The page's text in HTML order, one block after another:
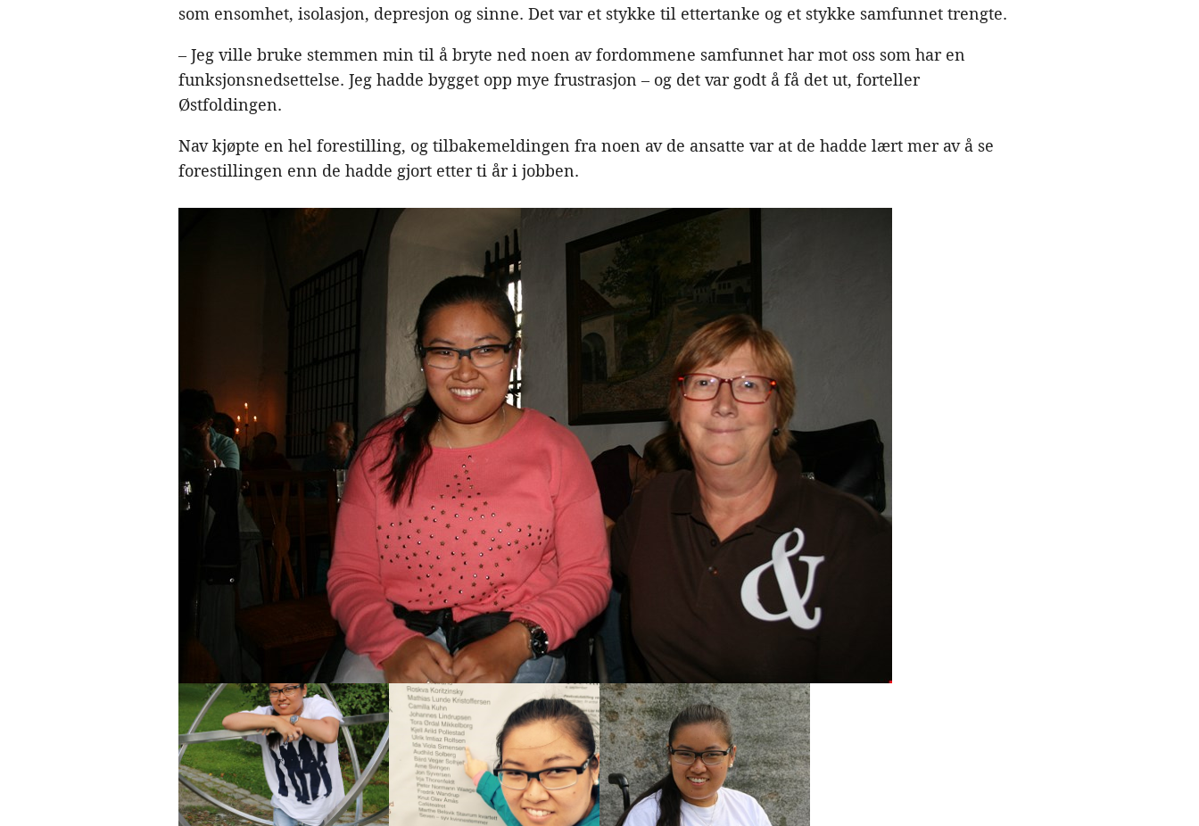
som ensomhet, isolasjon, depresjon og sinne. Det var et stykke til ettertanke og et stykke samfunnet trengte.
– Jeg ville bruke stemmen min til å bryte ned noen av fordommene samfunnet har mot oss som har en
funksjonsnedsettelse. Jeg hadde bygget opp mye frustrasjon – og det var godt å få det ut, forteller
Østfoldingen.
Nav kjøpte en hel forestilling, og tilbakemeldingen fra noen av de ansatte var at de hadde lært mer av å se
forestillingen enn de hadde gjort etter ti år i jobben.